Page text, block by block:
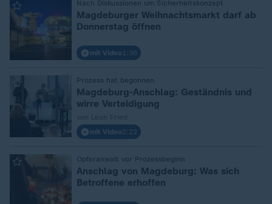
Nach Diskussionen um Sicherheitskonzept
Magdeburger Weihnachtsmarkt darf ab
Donnerstag öffnen
mit Video 1:36
Prozess hat begonnen
Magdeburg-Anschlag: Geständnis und
wirre Verteidigung
mit Video2:22
Opferanwalt vor Prozessbeginn
Anschlag von Magdeburg: Was sich
Betroffene erhoffen